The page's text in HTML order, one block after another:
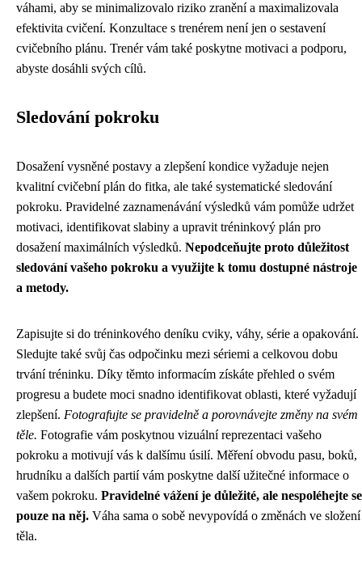
váhami, aby se minimalizovalo riziko zranění a maximalizovala
efektivita cvičení. Konzultace s trenérem není jen o sestavení
cvičebního plánu. Trenér vám také poskytne motivaci a podporu,
abyste dosáhli svých cílů.
Sledování pokroku
Dosažení vysněné postavy a zlepšení kondice vyžaduje nejen
kvalitní cvičební plán do fitka, ale také systematické sledování
pokroku. Pravidelné zaznamenávání výsledků vám pomůže udržet
motivaci, identifikovat slabiny a upravit tréninkový plán pro
dosažení maximálních výsledků. Nepodceňujte proto důležitost
sledování vašeho pokroku a využijte k tomu dostupné nástroje
a metody.
Zapisujte si do tréninkového deníku cviky, váhy, série a opakování.
Sledujte také svůj čas odpočinku mezi sériemi a celkovou dobu
trvání tréninku. Díky těmto informacím získáte přehled o svém
progresu a budete moci snadno identifikovat oblasti, které vyžadují
zlepšení. Fotografujte se pravidelně a porovnávejte změny na svém
těle. Fotografie vám poskytnou vizuální reprezentaci vašeho
pokroku a motivují vás k dalšímu úsilí. Měření obvodu pasu, boků,
hrudníku a dalších partií vám poskytne další užitečné informace o
vašem pokroku. Pravidelné vážení je důležité, ale nespoléhejte se
pouze na něj. Váha sama o sobě nevypovídá o změnách ve složení
těla.